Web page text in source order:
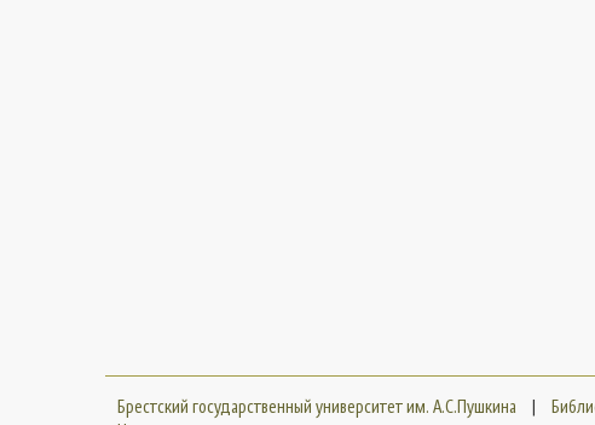
Брестский государственный университет им. А.С.Пушкина |